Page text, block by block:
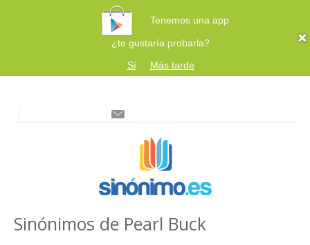
Tenemos una app
¿te gustaría probarla?
Sí
Más tarde
Sinónimos de Pearl Buck